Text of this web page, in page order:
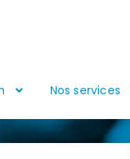
Nos services